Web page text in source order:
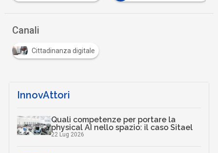
Canali
Cittadinanza digitale
InnovAttori
Quali competenze per portare la
physical AI nello spazio: il caso Sitael
22 Lug 2026